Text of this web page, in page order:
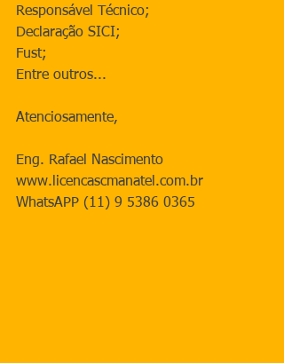
Responsável Técnico;
Declaração SICI;
Fust;
Entre outros...
Atenciosamente,
Eng. Rafael Nascimento
www.licencascmanatel.com.br
WhatsAPP (11) 9 5386 0365